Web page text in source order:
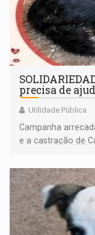
precisa de
Utilidade Pública
Campanha
e a castração de